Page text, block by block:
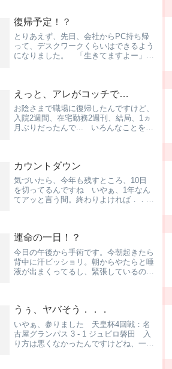
度、桑名方面を眺めた...
復帰予定！？
とりあえず、先日、会社からPC持ち帰
って、デスクワークくらいはできるよう
になりました。 「生きてますよー」と
いやぁ、電車に乗るだけで...
えっと、アレがコッチで…
お陰さまで職場に復帰したんですけど、
入院2週間、在宅勤務2週刊、結局、1ヵ
月ぶりだったんで... いろんなことを忘
棚だっけ まぁ、一...
カウントダウン
気づいたら、今年も残すところ、10日
を切ってるんですね いやぁ、1年なん
てアッと言う間。終わりよければ．．．
底、夏場には立て続けに冷蔵...
運命の一日！？
今日の午後から手術です。今朝起きたら
背中に汗ビッショリ。朝からやたらと唾
液が出まくってるし、緊張しているのは
た一日でした。おまけに、起き...
うぅ、ヤバそう．．．
いやぁ、参りました 天皇杯4回戦：名
古屋グランパス 3 - 1 ジュビロ磐田 入
り方は悪くなかったんですけどね、一人